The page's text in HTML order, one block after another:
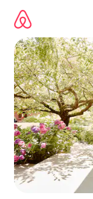
directement
contenu